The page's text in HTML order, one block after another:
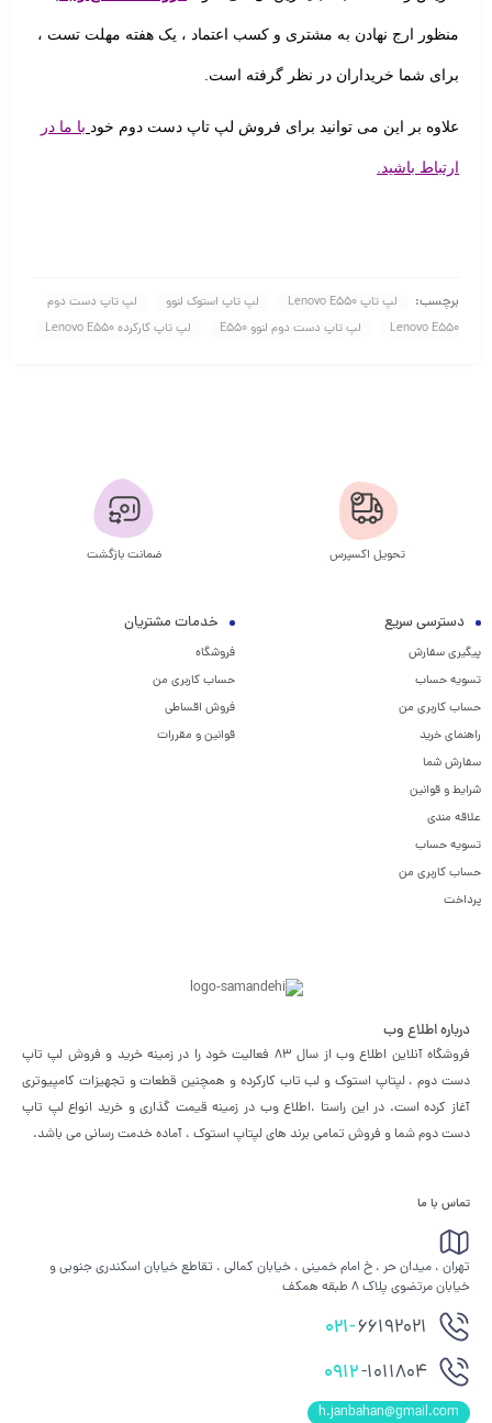
منظور ارج نهادن به مشتری و کسب اعتماد ، یک هفته مهلت تست ،
برای شما خریداران در نظر گرفته است.
علاوه بر این می توانید برای فروش لپ تاپ دست دوم خود با ما در
ارتباط باشید.
برچسب: لپ تاپ Lenovo E550 لپ تاپ استوک لنوو
لپ تاپ دست دوم
Lenovo E550
لپ تاپ دست دوم لنوو E550 لپ تاپ کارکرده Lenovo E550
تحویل اکسپرس ضمانت بازگشت
دسترسی سریع
پیگیری سفارش
تسویه حساب
حساب کاربری من
راهنمای خرید
سفارش شما
شرایط و قوانین
علاقه مندی
تسویه حساب
حساب کاربری من
پرداخت
خدمات مشتریان
فروشگاه
حساب کاربری من
فروش اقساطی
قوانین و مقررات
درباره اطلاع وب
فروشگاه آنلاین اطلاع وب از سال 83 فعالیت خود را در زمینه خرید و فروش لپ تاپ
دست دوم ، لپتاپ استوک و لب تاب کارکرده و همچنین قطعات و تجهیزات کامپیوتری
آغاز کرده است. در این راستا ،‌اطلاع وب در زمینه قیمت گذاری و خرید انواع لپ تاپ
دست دوم شما و فروش تمامی برند های لپتاپ استوک ، آماده خدمت رسانی می باشد.
تماس با ما
تهران ، میدان حر ، خ امام خمینی ، خیابان کمالی ، تقاطع خیابان اسکندری جنوبی و
خیابان مرتضوی پلاک 8 طبقه همکف
021-66192021
0912-1011804
h.janbahan@gmail.com